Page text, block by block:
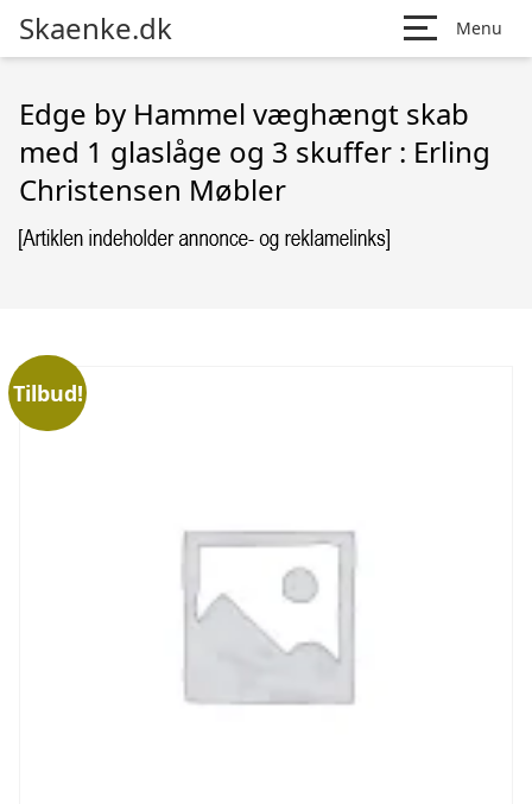
Skaenke.dk Menu
Edge by Hammel væghængt skab
med 1 glaslåge og 3 skuffer : Erling
Christensen Møbler
Tilbud!